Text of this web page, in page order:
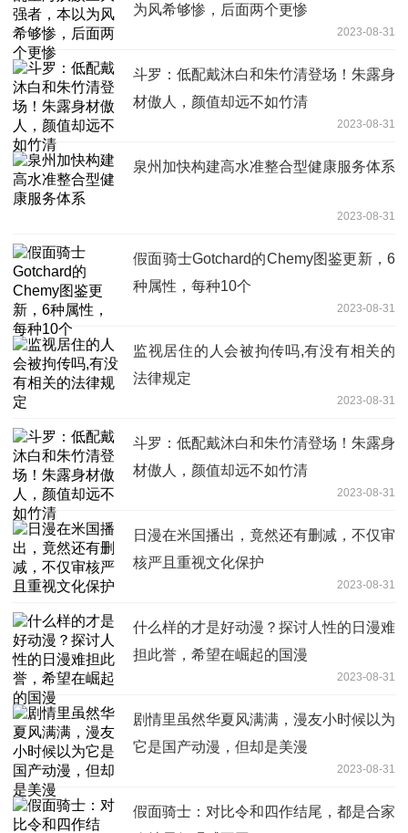
为风希够惨，后面两个更惨
2023-08-31
斗罗：低配戴沐白和朱竹清登场！朱露身
材傲人，颜值却远不如竹清
2023-08-31
泉州加快构建高水准整合型健康服务体系
2023-08-31
假面骑士Gotchard的Chemy图鉴更新，6
种属性，每种10个
2023-08-31
监视居住的人会被拘传吗,有没有相关的
法律规定
2023-08-31
斗罗：低配戴沐白和朱竹清登场！朱露身
材傲人，颜值却远不如竹清
2023-08-31
日漫在米国播出，竟然还有删减，不仅审
核严且重视文化保护
2023-08-31
什么样的才是好动漫？探讨人性的日漫难
担此誉，希望在崛起的国漫
2023-08-31
剧情里虽然华夏风满满，漫友小时候以为
它是国产动漫，但却是美漫
2023-08-31
假面骑士：对比令和四作结尾，都是合家